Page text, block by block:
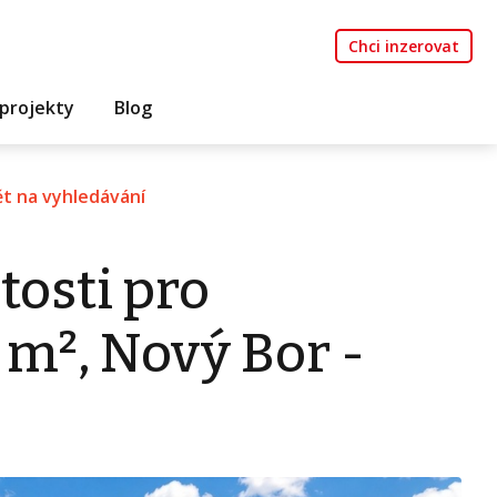
Chci inzerovat
Blog
na vyhledávání
pro
Nový Bor -